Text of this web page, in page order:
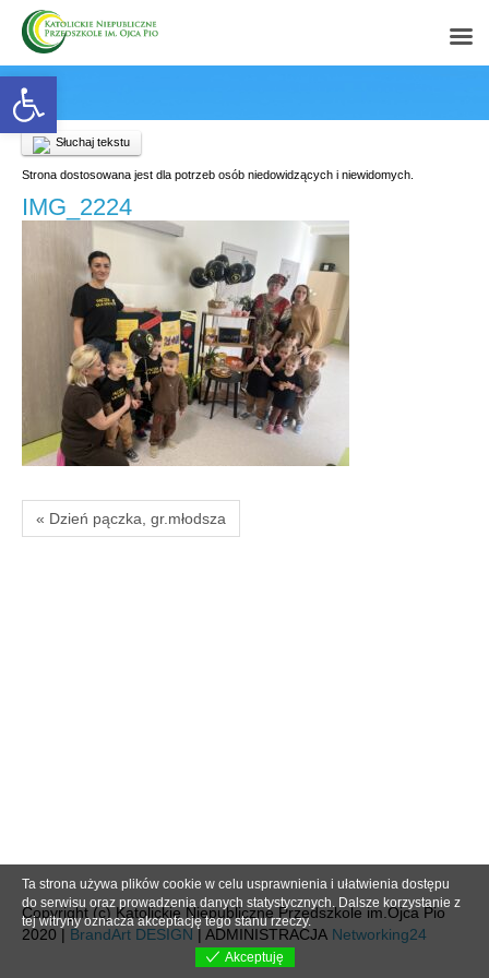
Open toolbar
Słuchaj tekstu
Strona dostosowana jest dla potrzeb osób niedowidzących i niewidomych.
IMG_2224
« Dzień pączka, gr.młodsza
Copyright (c) Katolickie Niepubliczne Przedszkole im.Ojca Pio
2020 | BrandArt DESIGN | ADMINISTRACJA Networking24
Ta strona używa plików cookie w celu usprawnienia i ułatwienia dostępu
do serwisu oraz prowadzenia danych statystycznych. Dalsze korzystanie z
tej witryny oznacza akceptację tego stanu rzeczy.
Akceptuję